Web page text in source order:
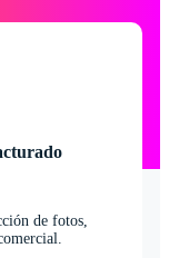
de fotos,